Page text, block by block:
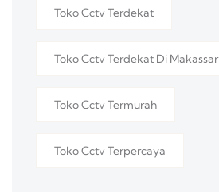
Toko Cctv Terdekat
Toko Cctv Terdekat Di Makassar
Toko Cctv Termurah
Toko Cctv Terpercaya